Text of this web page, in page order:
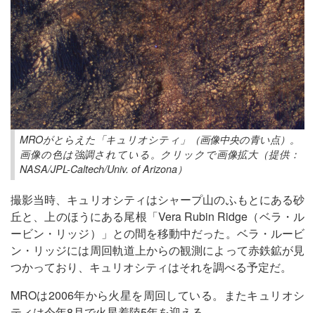
MROがとらえた「キュリオシティ」（画像中央の青い点）。
画像の色は強調されている。クリックで画像拡大（提供：
NASA/JPL-Caltech/Univ. of Arizona）
撮影当時、キュリオシティはシャープ山のふもとにある砂
丘と、上のほうにある尾根「Vera Rubin Ridge（ベラ・ル
ービン・リッジ）」との間を移動中だった。ベラ・ルービ
ン・リッジには周回軌道上からの観測によって赤鉄鉱が見
つかっており、キュリオシティはそれを調べる予定だ。
MROは2006年から火星を周回している。またキュリオシ